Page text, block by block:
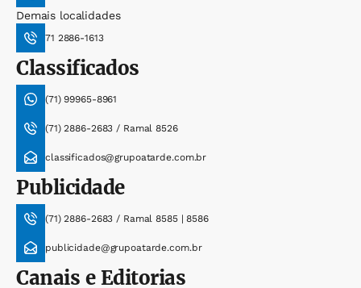
Demais localidades
71 2886-1613
Classificados
(71) 99965-8961
(71) 2886-2683 / Ramal 8526
classificados@grupoatarde.com.br
Publicidade
(71) 2886-2683 / Ramal 8585 | 8586
publicidade@grupoatarde.com.br
Canais e Editorias